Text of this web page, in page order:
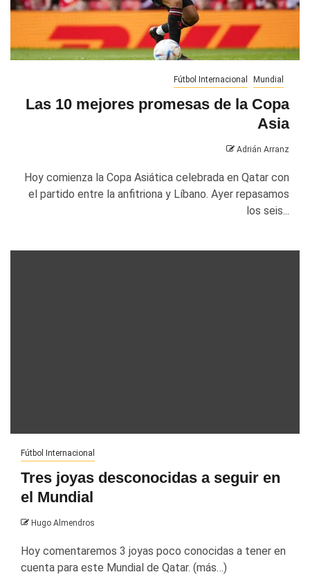
Fútbol Internacional Mundial
Las 10 mejores promesas de la Copa
Asia
Adrián Arranz
Hoy comienza la Copa Asiática celebrada en Qatar con
el partido entre la anfitriona y Líbano. Ayer repasamos
los seis...
Fútbol Internacional
Tres joyas desconocidas a seguir en
el Mundial
Hugo Almendros
Hoy comentaremos 3 joyas poco conocidas a tener en
cuenta para este Mundial de Qatar. (más…)